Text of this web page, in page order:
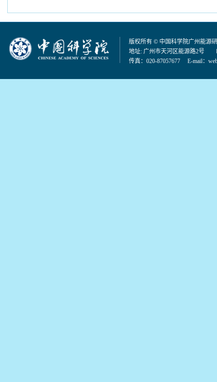
版权所有 © 中国科学院广州能源
地址: 广州市天河区能源路2号
传真：020-87057677 E-mail：